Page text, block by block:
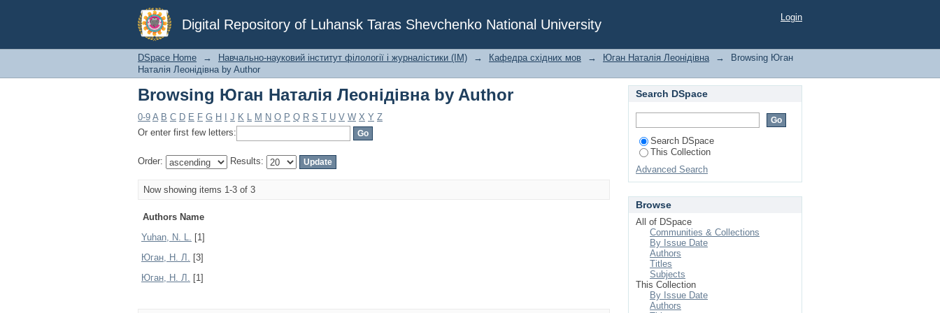
Digital Repository of Luhansk Taras Shevchenko National University
Browsing Юган Наталія Леонідівна by Author Login
DSpace Home → Навчально-науковий інститут філології і журналістики (ІМ) → Кафедра східних мов → Юган Наталія Леонідівна →
Browsing Юган
Наталія Леонідівна by Author
Browsing Юган Наталія Леонідівна by Author
0-9 A B C D E F G H J K L M N O P Q R S T U V W X Y Z
Or enter first few letters:
Order: Results:
Now showing items 1-3 of 3
Authors Name
Yuhan, N. L. [1]
Юган, Н. Л. [3]
Юган, Н. Л. [1]
Search DSpace
Search DSpace
This Collection
Advanced Search
Browse
All of DSpace
Communities & Collections
By Issue Date
Authors
Titles
Subjects
This Collection
By Issue Date
Authors